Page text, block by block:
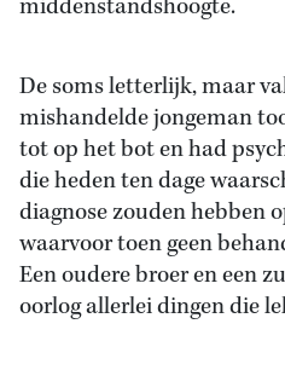
middenstandshoogte.
De soms letterlijk, maar
mishandelde jongeman
tot op het bot en had
die heden ten dage
diagnose zouden hebben
waarvoor toen geen
Een oudere broer en een
oorlog allerlei dingen die